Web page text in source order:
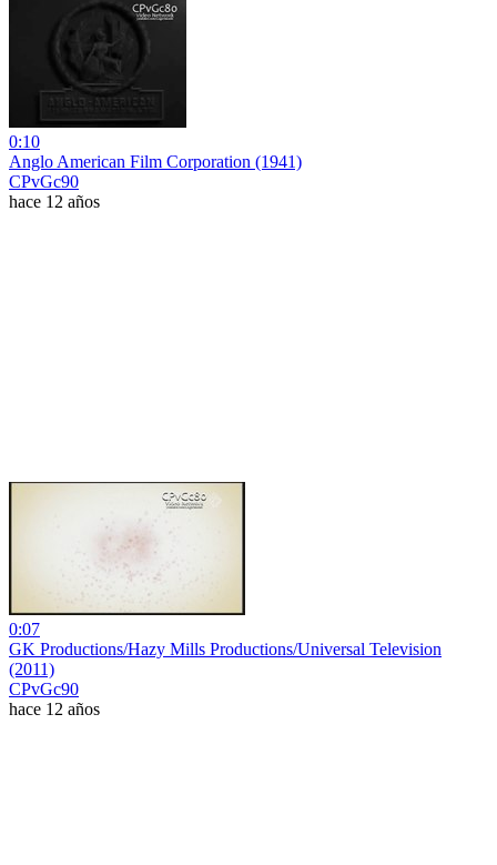
0:10
Anglo American Film Corporation (1941)
CPvGc90
hace 12 años
0:07
GK Productions/Hazy Mills Productions/Universal Television
(2011)
CPvGc90
hace 12 años